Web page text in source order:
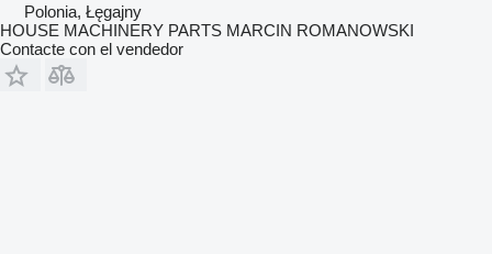
Polonia, Łęgajny
HOUSE MACHINERY PARTS MARCIN ROMANOWSKI
Contacte con el vendedor